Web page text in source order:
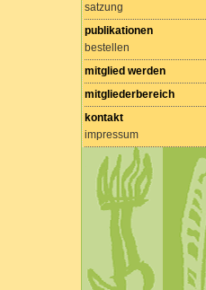
satzung
publikationen
bestellen
mitglied werden
mitgliederbereich
kontakt
impressum